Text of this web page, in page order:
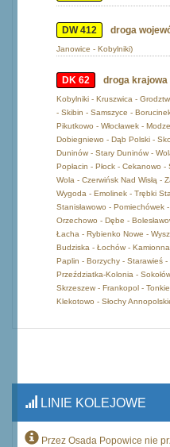
DW 412 droga
Janowice - Kobylniki)
DK 62 droga krajowa
Kobylniki - Kruszwica -
- Skibin - Samszyce -
Pikutkowo - Włocławek -
Dobiegniewo - Dąb Polski -
Duninów - Stary Duninów -
Popłacin - Płock - Cekanowo
Wola - Czerwińsk Nad Wisłą -
Wygoda - Emolinek - Trębki
Stanisławowo - Pomiechówek
Orzechowo - Dębe -
Łacha - Rybienko Nowe -
Budziska - Łochów -
Paplin - Borzychy - Starawieś -
Przeździatka-Kolonia -
Skrzeszew - Frankopol -
Klekotowo - Słochy
LINIE KOLEJOWE
Przez Osada Popowice nie